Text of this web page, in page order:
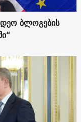
ბლოგების